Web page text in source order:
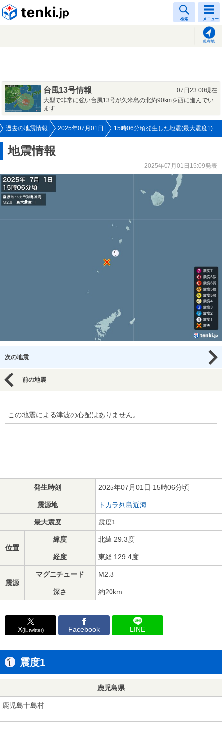
検索 メニュー
現在地
台風13号情報
07日23:00現在
大型で非常に強い台風13号が久米島の北約90kmを西に進んでい
ます
過去の地震情報 2025年07月01日 15時06分頃発生した地震(最大震度1)
地震情報
2025年07月01日15:09発表
次の地震
前の地震
この地震による津波の心配はありません。
発生時刻 2025年07月01日 15時06分頃
震源地 トカラ列島近海
最大震度 震度1
位置
緯度 北緯 29.3度
経度 東経 129.4度
震源
マグニチュード M2.8
深さ 約20km
X(旧twitter) Facebook LINE
震度1
鹿児島県
鹿児島十島村